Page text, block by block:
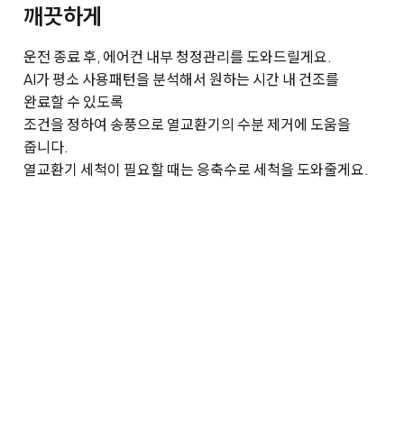
깨끗하게
운전 종료 후, 에어컨 내부 청정관리를 도와드릴게요.
AI가 평소 사용패턴을 분석해서 원하는 시간 내 건조를
완료할 수 있도록
조건을 정하여 송풍으로 열교환기의 수분 제거에 도움을
줍니다.
열교환기 세척이 필요할 때는 응축수로 세척을 도와줄게요.